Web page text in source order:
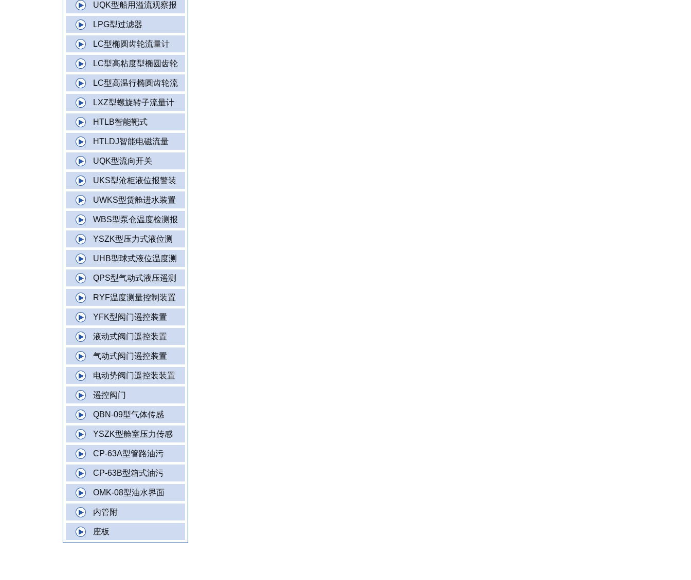
UQK型船用溢流观察报
LPG型过滤器
LC型椭圆齿轮流量计
LC型高粘度型椭圆齿轮
LC型高温行椭圆齿轮流
LXZ型螺旋转子流量计
HTLB智能靶式
HTLDJ智能电磁流量
UQK型流向开关
UKS型沧柜液位报警装
UWKS型货舱进水装置
WBS型泵仓温度检测报
YSZK型压力式液位测
UHB型球式液位温度测
QPS型气动式液压遥测
RYF温度测量控制装置
YFK型阀门遥控装置
液动式阀门遥控装置
气动式阀门遥控装置
电动势阀门遥控装装置
遥控阀门
QBN-09型气体传感
YSZK型舱室压力传感
CP-63A型管路油污
CP-63B型箱式油污
OMK-08型油水界面
内管附
座板